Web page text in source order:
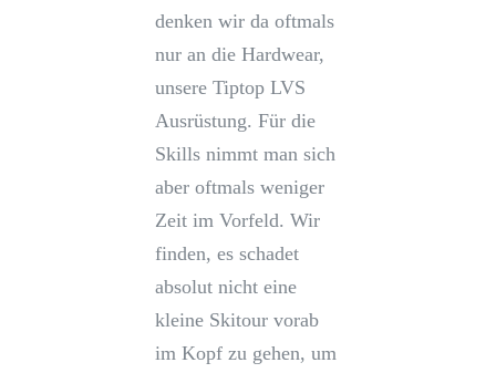
denken wir da oftmals
nur an die Hardwear,
unsere Tiptop LVS
Ausrüstung. Für die
Skills nimmt man sich
aber oftmals weniger
Zeit im Vorfeld. Wir
finden, es schadet
absolut nicht eine
kleine Skitour vorab
im Kopf zu gehen, um